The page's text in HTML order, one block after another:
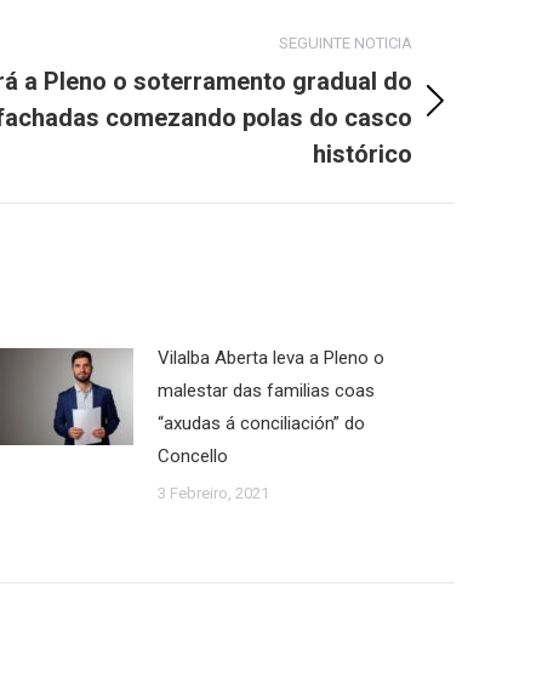
SEGUINTE NOTICIA
a Pleno o soterramento gradual do
comezando polas do casco
histórico
Vilalba Aberta leva a Pleno o
malestar das familias coas
“axudas á conciliación” do
Concello
3 Febreiro, 2021